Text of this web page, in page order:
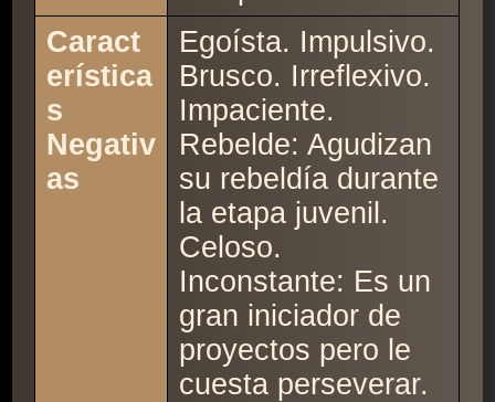
Caract
erística
s
Negativ
as
Egoísta. Impulsivo.
Brusco. Irreflexivo.
Impaciente.
Rebelde: Agudizan
su rebeldía durante
la etapa juvenil.
Celoso.
Inconstante: Es un
gran iniciador de
proyectos pero le
cuesta perseverar.